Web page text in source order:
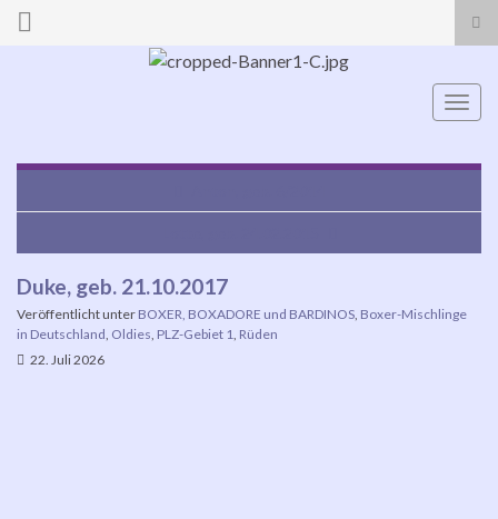
Search for:
Duke, geb. 21.10.2017
Veröffentlicht unter BOXER, BOXADORE und BARDINOS Boxer-Mischlinge
in Deutschland Oldies PLZ-Gebiet 1 Rüden
22. Juli 2026